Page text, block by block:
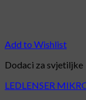
Add to Wishlist
Dodaci za svjetiljke
LEDLENSER